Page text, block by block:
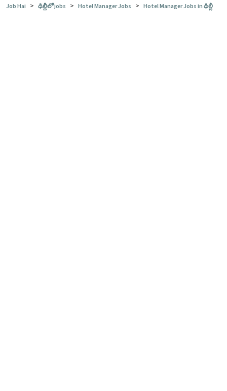
Job Hai > ఢిల్లీలో jobs > Hotel Manager Jobs > Hotel Manager Jobs in ఢిల్లీ